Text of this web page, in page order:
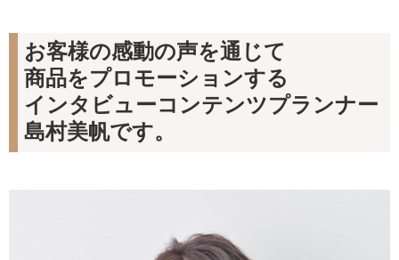
お客様の感動の声を通じて
商品をプロモーションする
インタビューコンテンツプランナー
島村美帆です。